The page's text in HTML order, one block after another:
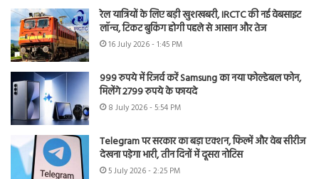
रेल यात्रियों के लिए बड़ी खुशखबरी, IRCTC की नई वेबसाइट
लॉन्च, टिकट बुकिंग होगी पहले से आसान और तेज
16 July 2026 - 1:45 PM
999 रुपये में रिजर्व करें Samsung का नया फोल्डेबल फोन,
मिलेंगे 2799 रुपये के फायदे
8 July 2026 - 5:54 PM
Telegram पर सरकार का बड़ा एक्शन, फिल्में और वेब सीरीज
देखना पड़ेगा भारी, तीन दिनों में दूसरा नोटिस
5 July 2026 - 2:25 PM